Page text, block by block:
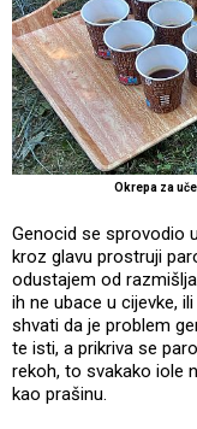
Okrepa za
Genocid se sprovodio
kroz glavu prostruji
odustajem od
ih ne ubace u cijevke,
shvati da je problem
te isti, a prikriva se
rekoh, to svakako iole
kao prašinu.